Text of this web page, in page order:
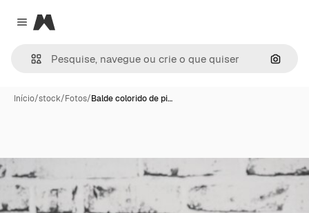
Close menu
Magnific
Início/stock/Fotos/Balde colorido de pi…